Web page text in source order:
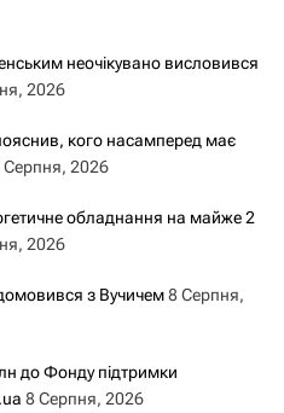
неочікувано висловився
2026
кого насамперед має
Серпня, 2026
обладнання на майже 2
2026
з Вучичем8 Серпня,
до Фонду підтримки
8 Серпня, 2026